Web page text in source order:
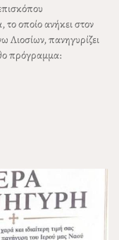
οποίο ανήκει στον
Λιοσίων, πανηγυρίζει
πρόγραμμα: